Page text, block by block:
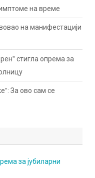
на време
на манифестацији
стигла опрема за
За ово сам се
за јубиларни